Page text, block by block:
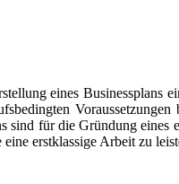
eines Businessplans
für die Gründung eines
erstklassige Arbeit zu